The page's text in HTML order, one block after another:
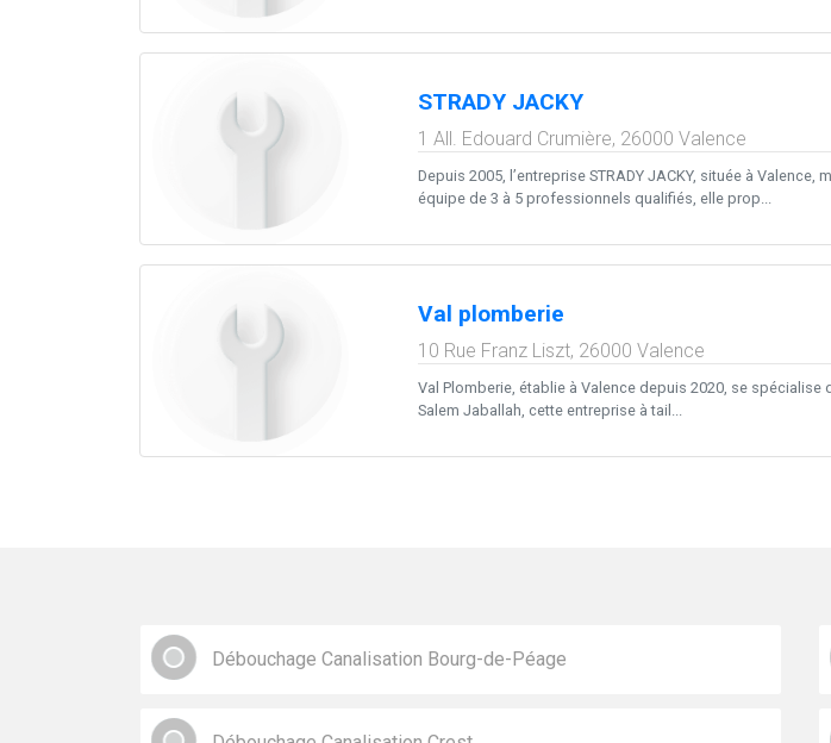
STRADY JACKY
1 All. Edouard Crumière, 26000 Valence
Depuis 2005, l’entreprise STRADY JACKY, située à
équipe de 3 à 5 professionnels qualifiés, elle prop...
Val plomberie
10 Rue Franz Liszt, 26000 Valence
Val Plomberie, établie à Valence depuis 2020, se
Salem Jaballah, cette entreprise à tail...
Débouchage Canalisation Bourg-de-Péage